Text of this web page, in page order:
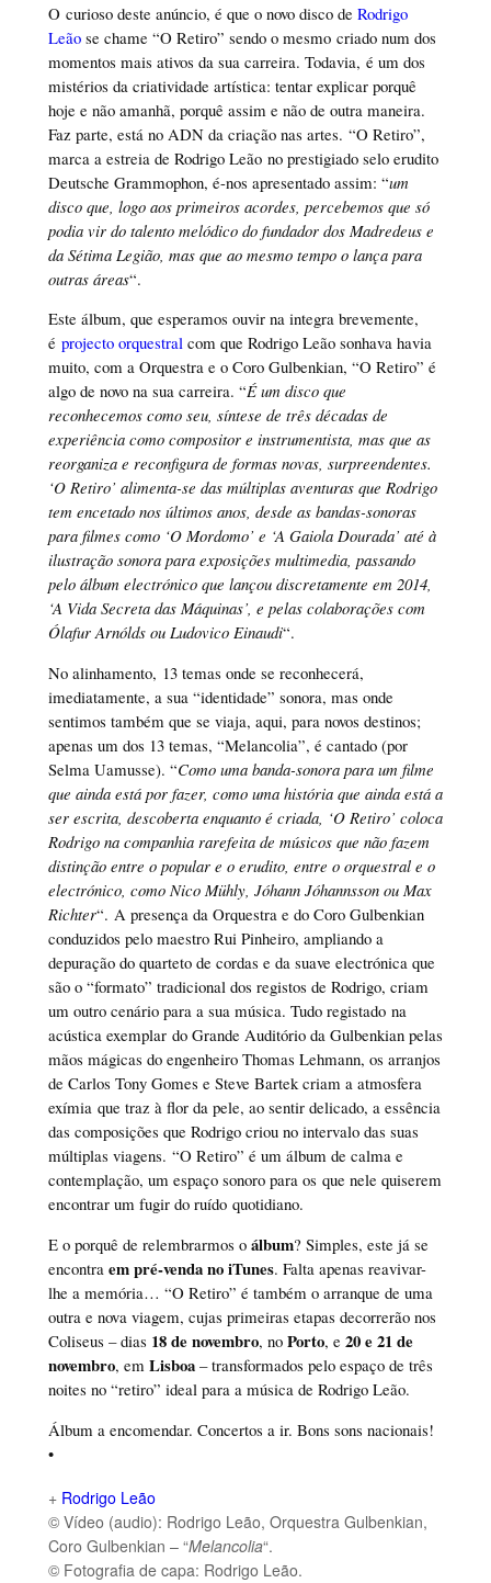
O curioso deste anúncio, é que o novo disco de Rodrigo
Leãose chame “O Retiro” sendo o mesmo criado num dos
momentos mais ativos da sua carreira. Todavia, é um dos
mistérios da criatividade artística: tentar explicar porquê
hoje e não amanhã, porquê assim e não de outra maneira.
Faz parte, está no ADN da criação nas artes. “O Retiro”,
marca a estreia de Rodrigo Leão no prestigiado selo erudito
Deutsche Grammophon, é-nos apresentado assim: “um
disco que, logo aos primeiros acordes, percebemos que só
podia vir do talento melódico do fundador dos Madredeus e
da Sétima Legião, mas que ao mesmo tempo o lança para
outras áreas“.
Este álbum, que esperamos ouvir na integra brevemente,
é projecto orquestralcom que Rodrigo Leão sonhava havia
muito, com a Orquestra e o Coro Gulbenkian, “O Retiro” é
algo de novo na sua carreira. “É um disco que
reconhecemos como seu, síntese de três décadas de
experiência como compositor e instrumentista, mas que as
reorganiza e reconfigura de formas novas, surpreendentes.
‘O Retiro’ alimenta-se das múltiplas aventuras que Rodrigo
tem encetado nos últimos anos, desde as bandas-sonoras
para filmes como ‘O Mordomo’ e ‘A Gaiola Dourada’ até à
ilustração sonora para exposições multimedia, passando
pelo álbum electrónico que lançou discretamente em 2014,
‘A Vida Secreta das Máquinas’, e pelas colaborações com
Ólafur Arnólds ou Ludovico Einaudi“.
No alinhamento, 13 temas onde se reconhecerá,
imediatamente, a sua “identidade” sonora, mas onde
sentimos também que se viaja, aqui, para novos destinos;
apenas um dos 13 temas, “Melancolia”, é cantado (por
Selma Uamusse). “Como uma banda-sonora para um filme
que ainda está por fazer, como uma história que ainda está a
ser escrita, descoberta enquanto é criada, ‘O Retiro’ coloca
Rodrigo na companhia rarefeita de músicos que não fazem
distinção entre o popular e o erudito, entre o orquestral e o
electrónico, como Nico Mühly, Jóhann Jóhannsson ou Max
Richter“. A presença da Orquestra e do Coro Gulbenkian
conduzidos pelo maestro Rui Pinheiro, ampliando a
depuração do quarteto de cordas e da suave electrónica que
são o “formato” tradicional dos registos de Rodrigo, criam
um outro cenário para a sua música. Tudo registado na
acústica exemplar do Grande Auditório da Gulbenkian pelas
mãos mágicas do engenheiro Thomas Lehmann, os arranjos
de Carlos Tony Gomes e Steve Bartek criam a atmosfera
exímia que traz à flor da pele, ao sentir delicado, a essência
das composições que Rodrigo criou no intervalo das suas
múltiplas viagens. “O Retiro” é um álbum de calma e
contemplação, um espaço sonoro para os que nele quiserem
encontrar um fugir do ruído quotidiano.
E o porquê de relembrarmos o álbum? Simples, este já se
encontra empré-venda no iTunes. Falta apenas reavivar-
lhe a memória… “O Retiro” é também o arranque de uma
outra e nova viagem, cujas primeiras etapas decorrerão nos
Coliseus – dias 18 de novembro, no Porto, e 20 e 21 de
novembro, em Lisboa– transformados pelo espaço de três
noites no “retiro” ideal para a música de Rodrigo Leão.
Álbum a encomendar. Concertos a ir. Bons sons nacionais!
•
+ Rodrigo Leão
© Vídeo (audio): Rodrigo Leão, Orquestra Gulbenkian,
Coro Gulbenkian – “Melancolia“.
© Fotografia de capa: Rodrigo Leão.